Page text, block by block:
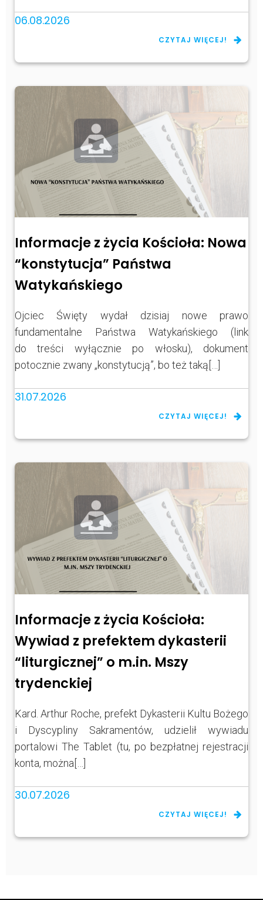
06.08.2026
CZYTAJ WIĘCEJ!
Informacje z życia Kościoła: Nowa
“konstytucja” Państwa
Watykańskiego
Ojciec Święty wydał dzisiaj nowe prawo
fundamentalne Państwa Watykańskiego (link
do treści wyłącznie po włosku), dokument
potocznie zwany „konstytucją”, bo też taką[…]
31.07.2026
CZYTAJ WIĘCEJ!
Informacje z życia Kościoła:
Wywiad z prefektem dykasterii
“liturgicznej” o m.in. Mszy
trydenckiej
Kard. Arthur Roche, prefekt Dykasterii Kultu Bożego
i Dyscypliny Sakramentów, udzielił wywiadu
portalowi The Tablet (tu, po bezpłatnej rejestracji
konta, można[…]
30.07.2026
CZYTAJ WIĘCEJ!